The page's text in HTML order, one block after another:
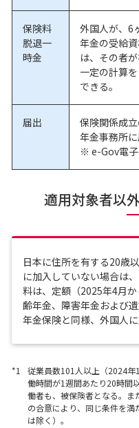
保険料
脱退一
時金
外国人が、6
年金の受給
は、その者
一定の計算
できる。
届出
保険関係成
年金事務所に
※ e-Gov電
適用対象者以
日本に住所を有する20歳
に加入していない場合は
料は、定額（2025年4月
齢年金、障害年金および
年金保険と同様、外国人
*1
従業員数101人以上（2024
働時間が1週間あたり20時間
働者も、被保険者となる。
の合意により、同じ条件を
は除く）。